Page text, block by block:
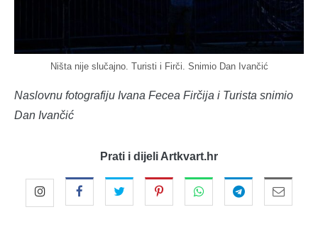
Ništa nije slučajno. Turisti i Firči. Snimio Dan Ivančić
Naslovnu fotografiju Ivana Fecea Firčija i Turista snimio
Dan Ivančić
Prati i dijeli Artkvart.hr